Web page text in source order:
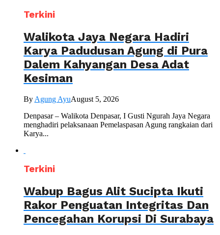
Terkini
Walikota Jaya Negara Hadiri
Karya Padudusan Agung di Pura
Dalem Kahyangan Desa Adat
Kesiman
By Agung AyuAugust 5, 2026
Denpasar – Walikota Denpasar, I Gusti Ngurah Jaya Negara
menghadiri pelaksanaan Pemelaspasan Agung rangkaian dari
Karya...
Terkini
Wabup Bagus Alit Sucipta Ikuti
Rakor Penguatan Integritas Dan
Pencegahan Korupsi Di Surabaya